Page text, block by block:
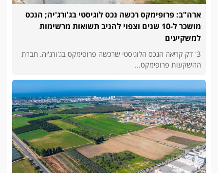
ארה"ב: פרופימקס רכשה נכס לוגיסטי בג'ורג'יה; הנכס
מושכר ל-10 שנים וצפוי להניב תשואות מרשימות
למשקיעים
3' דק קריאה הנכס הלוגיסטי שרכשה פרופימקס בג'ורג'יה. חברת
ההשקעות פרופימקס...